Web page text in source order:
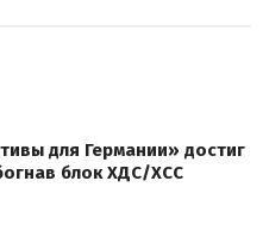
для Германии» достиг
блок ХДС/ХСС